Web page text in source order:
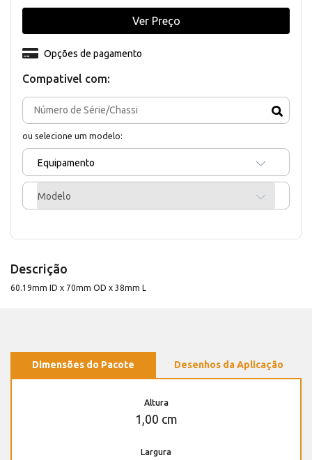
Compativel com:
ou selecione um modelo:
Equipamento
Modelo
Opções de pagamento
Ver Preço
Descrição
60.19mm ID x 70mm OD x 38mm L
Dimensões do Pacote Desenhos da Aplicação
Altura
1,00 cm
Largura